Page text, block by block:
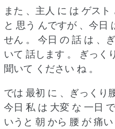
また 、主人 に は ゲスト
と 思う んですが 、今日
せん 。
今日 の 話 は 、
いて 話します 。
ぎっく
聞いて ください ね 。
では 最初 に 、ぎっくり
今日 私 は 大変 な 一日 で
いうと 朝 から 腰 が 痛い